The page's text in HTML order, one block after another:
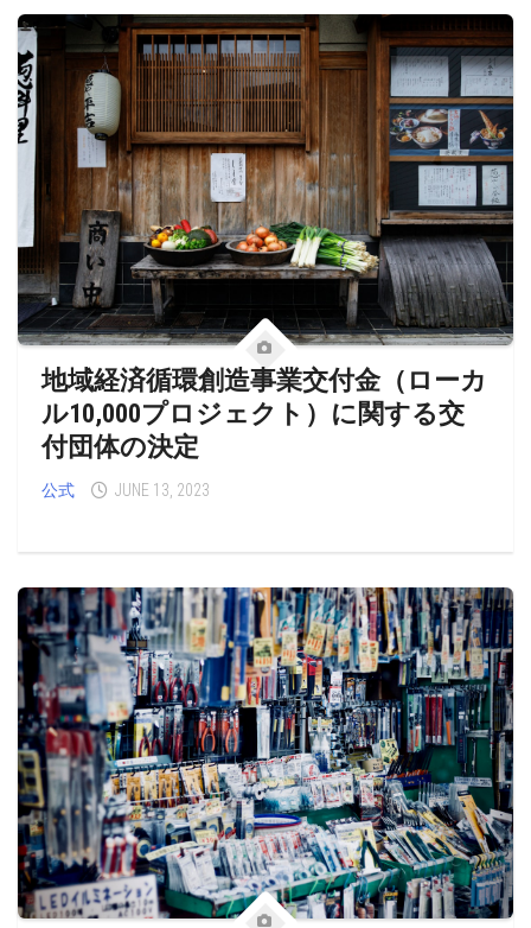
地域経済循環創造事業交付金（ローカ
ル10,000プロジェクト）に関する交
付団体の決定
公式 JUNE 13, 2023